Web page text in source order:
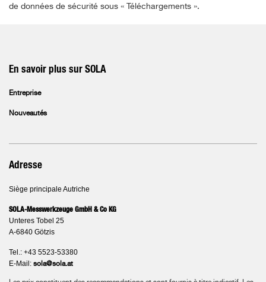
de données de sécurité sous « Téléchargements ».
En savoir plus sur SOLA
Entreprise
Nouveautés
Adresse
Siège principale Autriche
SOLA-Messwerkzeuge GmbH & Co KG
Unteres Tobel 25
A-6840 Götzis
Tel.: +43 5523-53380
E-Mail: sola@sola.at